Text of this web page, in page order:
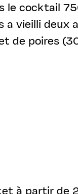
le cocktail
a vieilli
de poires
à partir de